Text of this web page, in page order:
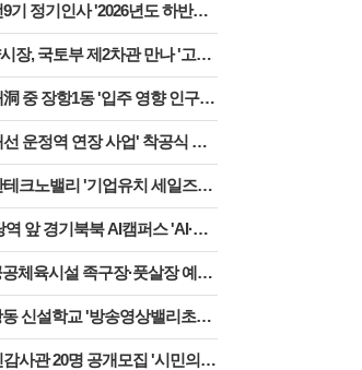
사 '2026년도 하반기 6급 부팀장 이하 인사발령 사항'
제2차관 만나 '고양은평선 일산 연장 반영' 등 요청
동 '입주 영향 인구 증가폭' 최고··풍산동도 증가세 지속
장 사업' 착공식 개최··김포공항까지 30분대 주파
기업유치 세일즈戰' 주요 기업에 고양시장 명의 투자 제안
북 AI캠퍼스 'AI·디지털 배움터 체험존' 12월까지 운영
족구장·풋살장 예약 '경기공유서비스'로 전환··투명성 강화
'방송영상밸리초교' 교육부 심사 통과··2030년 개교
명 공개모집 '시민의 시각·전문성으로 감사행정 제고'